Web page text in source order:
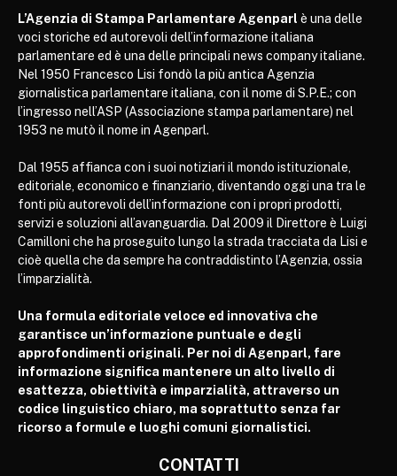
L’Agenzia di Stampa Parlamentare Agenparl è una delle
voci storiche ed autorevoli dell’informazione italiana
parlamentare ed è una delle principali news company italiane.
Nel 1950 Francesco Lisi fondò la più antica Agenzia
giornalistica parlamentare italiana, con il nome di S.P.E.; con
l’ingresso nell’ASP (Associazione stampa parlamentare) nel
1953 ne mutò il nome in Agenparl.
Dal 1955 affianca con i suoi notiziari il mondo istituzionale,
editoriale, economico e finanziario, diventando oggi una tra le
fonti più autorevoli dell’informazione con i propri prodotti,
servizi e soluzioni all’avanguardia. Dal 2009 il Direttore è Luigi
Camilloni che ha proseguito lungo la strada tracciata da Lisi e
cioè quella che da sempre ha contraddistinto l’Agenzia, ossia
l’imparzialità.
Una formula editoriale veloce ed innovativa che
garantisce un’informazione puntuale e degli
approfondimenti originali. Per noi di Agenparl, fare
informazione significa mantenere un alto livello di
esattezza, obiettività e imparzialità, attraverso un
codice linguistico chiaro, ma soprattutto senza far
ricorso a formule e luoghi comuni giornalistici.
CONTATTI